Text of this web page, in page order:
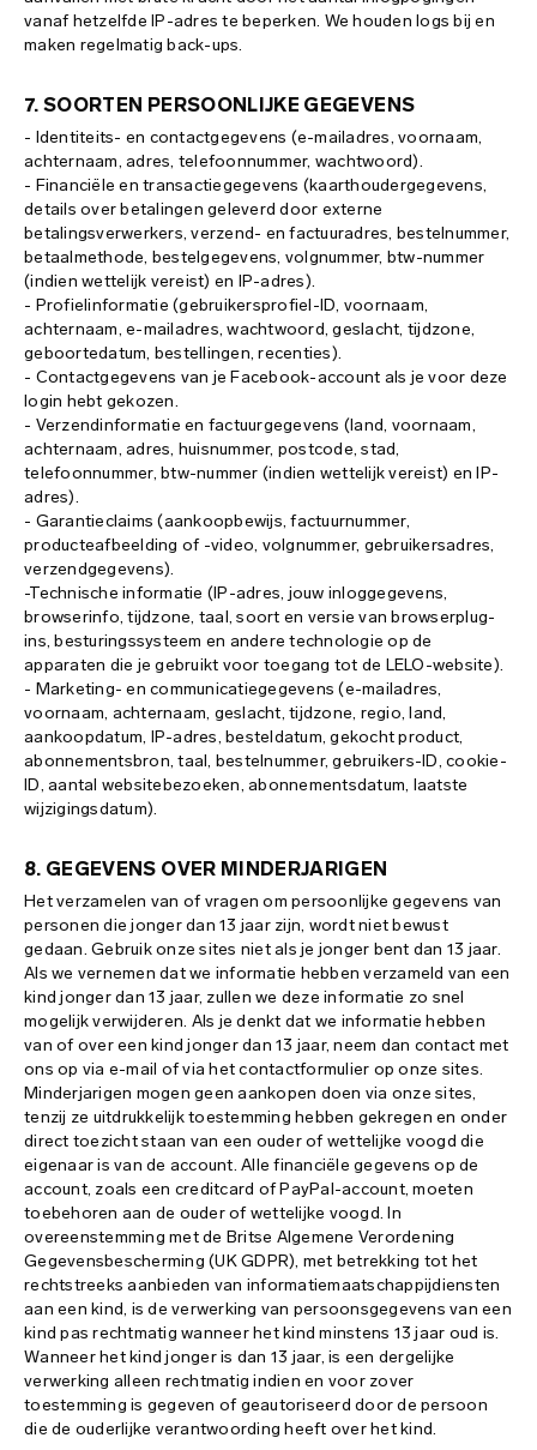
vanaf hetzelfde IP-adres te beperken. We houden logs bij en
maken regelmatig back-ups.
7. SOORTEN PERSOONLIJKE GEGEVENS
- Identiteits- en contactgegevens (e-mailadres, voornaam,
achternaam, adres, telefoonnummer, wachtwoord).
- Financiële en transactiegegevens (kaarthoudergegevens,
details over betalingen geleverd door externe
betalingsverwerkers, verzend- en factuuradres, bestelnummer,
betaalmethode, bestelgegevens, volgnummer, btw-nummer
(indien wettelijk vereist) en IP-adres).
- Profielinformatie (gebruikersprofiel-ID, voornaam,
achternaam, e-mailadres, wachtwoord, geslacht, tijdzone,
geboortedatum, bestellingen, recenties).
- Contactgegevens van je Facebook-account als je voor deze
login hebt gekozen.
- Verzendinformatie en factuurgegevens (land, voornaam,
achternaam, adres, huisnummer, postcode, stad,
telefoonnummer, btw-nummer (indien wettelijk vereist) en IP-
adres).
- Garantieclaims (aankoopbewijs, factuurnummer,
producteafbeelding of -video, volgnummer, gebruikersadres,
verzendgegevens).
-Technische informatie (IP-adres, jouw inloggegevens,
browserinfo, tijdzone, taal, soort en versie van browserplug-
ins, besturingssysteem en andere technologie op de
apparaten die je gebruikt voor toegang tot de LELO-website).
- Marketing- en communicatiegegevens (e-mailadres,
voornaam, achternaam, geslacht, tijdzone, regio, land,
aankoopdatum, IP-adres, besteldatum, gekocht product,
abonnementsbron, taal, bestelnummer, gebruikers-ID, cookie-
ID, aantal websitebezoeken, abonnementsdatum, laatste
wijzigingsdatum).
8. GEGEVENS OVER MINDERJARIGEN
Het verzamelen van of vragen om persoonlijke gegevens van
personen die jonger dan 13 jaar zijn, wordt niet bewust
gedaan. Gebruik onze sites niet als je jonger bent dan 13 jaar.
Als we vernemen dat we informatie hebben verzameld van een
kind jonger dan 13 jaar, zullen we deze informatie zo snel
mogelijk verwijderen. Als je denkt dat we informatie hebben
van of over een kind jonger dan 13 jaar, neem dan contact met
ons op via e-mail of via het contactformulier op onze sites.
Minderjarigen mogen geen aankopen doen via onze sites,
tenzij ze uitdrukkelijk toestemming hebben gekregen en onder
direct toezicht staan van een ouder of wettelijke voogd die
eigenaar is van de account. Alle financiële gegevens op de
account, zoals een creditcard of PayPal-account, moeten
toebehoren aan de ouder of wettelijke voogd. In
overeenstemming met de Britse Algemene Verordening
Gegevensbescherming (UK GDPR), met betrekking tot het
rechtstreeks aanbieden van informatiemaatschappijdiensten
aan een kind, is de verwerking van persoonsgegevens van een
kind pas rechtmatig wanneer het kind minstens 13 jaar oud is.
Wanneer het kind jonger is dan 13 jaar, is een dergelijke
verwerking alleen rechtmatig indien en voor zover
toestemming is gegeven of geautoriseerd door de persoon
die de ouderlijke verantwoording heeft over het kind.